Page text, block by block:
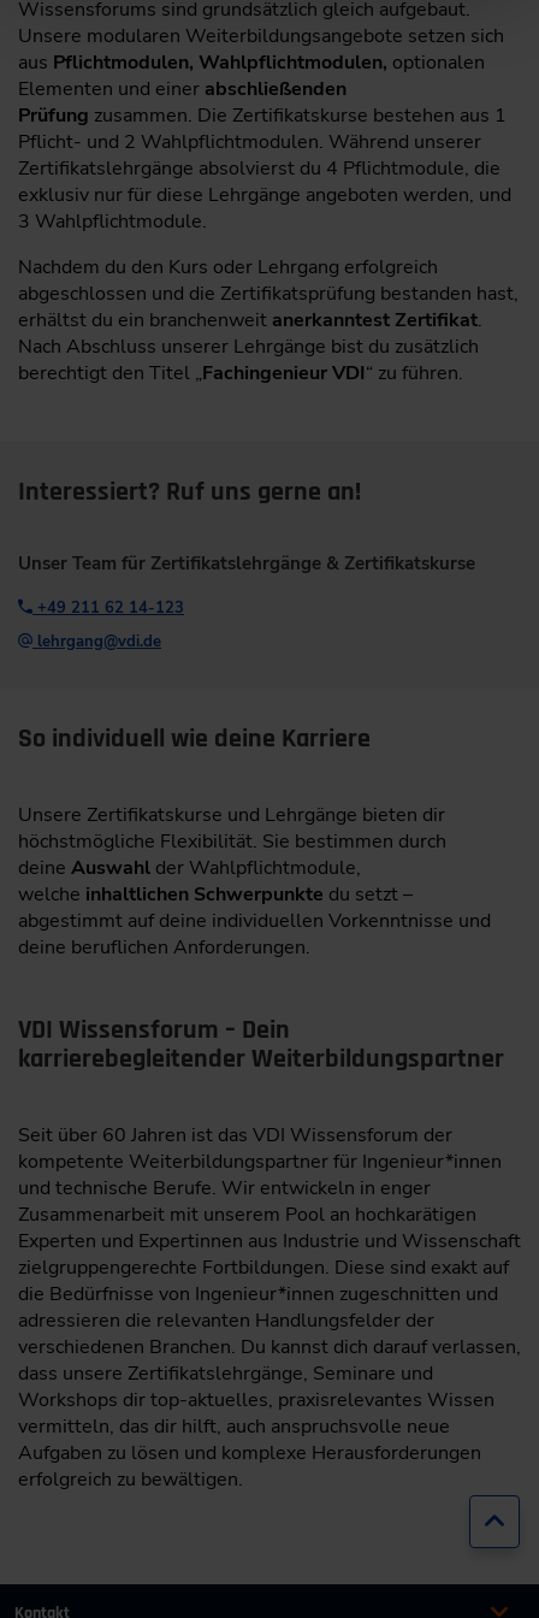
Wissensforums sind grundsätzlich gleich aufgebaut.
Unsere modularen Weiterbildungsangebote setzen sich
aus Pflichtmodulen, Wahlpflichtmodulen, optionalen
Elementen und einer abschließenden
Prüfung zusammen. Die Zertifikatskurse bestehen aus 1
Pflicht- und 2 Wahlpflichtmodulen. Während unserer
Zertifikatslehrgänge absolvierst du 4 Pflichtmodule, die
exklusiv nur für diese Lehrgänge angeboten werden, und
3 Wahlpflichtmodule.
Nachdem du den Kurs oder Lehrgang erfolgreich
abgeschlossen und die Zertifikatsprüfung bestanden hast,
erhältst du ein branchenweit anerkanntest Zertifikat.
Nach Abschluss unserer Lehrgänge bist du zusätzlich
berechtigt den Titel „Fachingenieur VDI“ zu führen.
Interessiert? Ruf uns gerne an!
Unser Team für Zertifikatslehrgänge & Zertifikatskurse
+49 211 62 14-123
lehrgang@vdi.de
So individuell wie deine Karriere
Unsere Zertifikatskurse und Lehrgänge bieten dir
höchstmögliche Flexibilität. Sie bestimmen durch
deine Auswahl der Wahlpflichtmodule,
welche inhaltlichen Schwerpunkte du setzt –
abgestimmt auf deine individuellen Vorkenntnisse und
deine beruflichen Anforderungen.
VDI Wissensforum – Dein
karrierebegleitender Weiterbildungspartner
Seit über 60 Jahren ist das VDI Wissensforum der
kompetente Weiterbildungspartner für Ingenieur*innen
und technische Berufe. Wir entwickeln in enger
Zusammenarbeit mit unserem Pool an hochkarätigen
Experten und Expertinnen aus Industrie und Wissenschaft
zielgruppengerechte Fortbildungen. Diese sind exakt auf
die Bedürfnisse von Ingenieur*innen zugeschnitten und
adressieren die relevanten Handlungsfelder der
verschiedenen Branchen. Du kannst dich darauf verlassen,
dass unsere Zertifikatslehrgänge, Seminare und
Workshops dir top-aktuelles, praxisrelevantes Wissen
vermitteln, das dir hilft, auch anspruchsvolle neue
Aufgaben zu lösen und komplexe Herausforderungen
erfolgreich zu bewältigen.
Kontakt